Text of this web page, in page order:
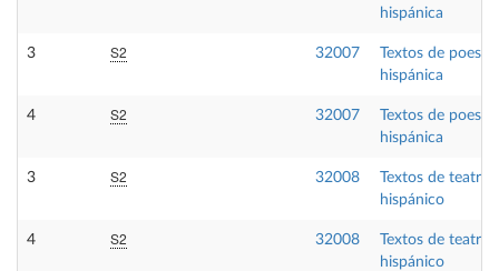
hispánica
3 S2 32007
Textos de poesía
hispánica
4 S2 32007
Textos de poesía
hispánica
3 S2 32008
Textos de teatro
hispánico
4 S2 32008
Textos de teatro
hispánico